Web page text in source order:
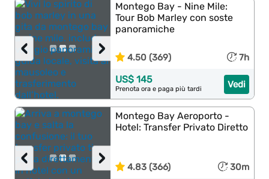
›
‹
Montego Bay - Nine Mile:
Tour Bob Marley con soste
panoramiche
4.50 (369) 7h
Vedi
US$ 145
Prenota ora e paga più tardi
›
‹
Montego Bay Aeroporto -
Hotel: Transfer Privato Diretto
4.83 (366) 30m